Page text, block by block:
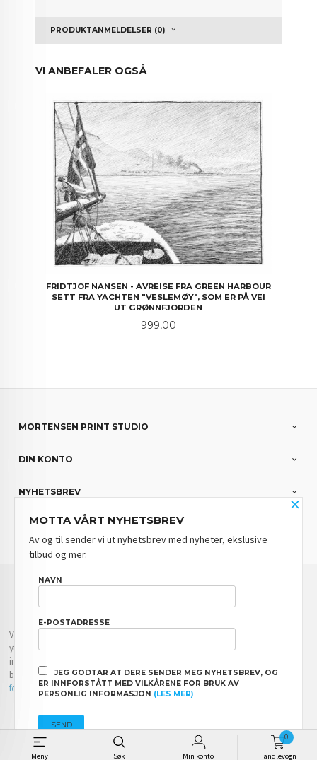
Meny Søk Min konto Handlevogn
0
PRODUKTANMELDELSER (0)
VI ANBEFALER OGSÅ
FRIDTJOF NANSEN - AVREISE FRA GREEN HARBOUR
SETT FRA YACHTEN "VESLEMØY", SOM ER PÅ VEI
UT GRØNNFJORDEN
Pris
999,00
MORTENSEN PRINT STUDIO
DIN KONTO
NYHETSBREV
PARTNERE
FRAKT
Vår nettbutikk bruker cookies slik at du får en bedre kjøpsopplevelse og vi kan
yte deg bedre service. Vi bruker cookies hovedsaklig til å lagre
innloggingsdetaljer og huske hva du har puttet i handlekurven din. Fortsett å
bruke siden som normalt om du godtar dette.Les merellerendre innstillinger
for cookies.
×
MOTTA VÅRT NYHETSBREV
Av og til sender vi ut nyhetsbrev med nyheter, ekslusive
tilbud og mer.
NAVN
E-POSTADRESSE
JEG GODTAR AT DERE SENDER MEG NYHETSBREV, OG
ER INNFORSTÅTT MED VILKÅRENE FOR BRUK AV
PERSONLIG INFORMASJON (LES MER)